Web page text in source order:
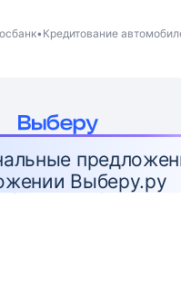
Кредитование
Выберу.ру